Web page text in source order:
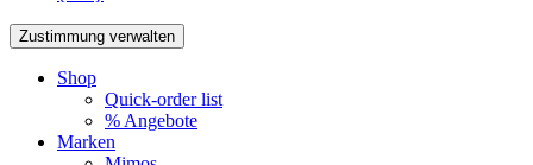
Zustimmung verwalten
Shop
Quick-order list
% Angebote
Marken